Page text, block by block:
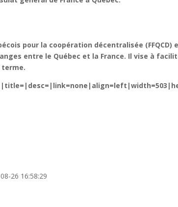
pour la coopération décentralisée
entre le Québec et la France. Il vise à
terme.
26 16:58:29